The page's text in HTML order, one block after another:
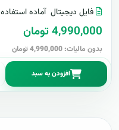
فایل دیجیتال آماده استفاده
4,990,000 تومان
بدون مالیات: 4,990,000 تومان
افزودن به سبد